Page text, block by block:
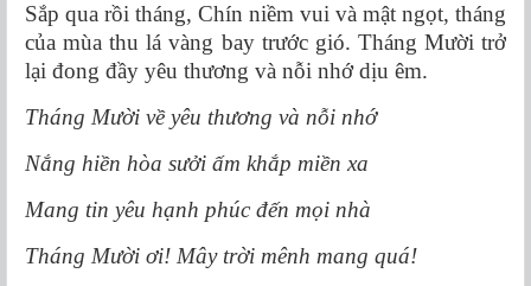
Sắp qua rồi tháng, Chín niềm vui và mật ngọt, tháng
của mùa thu lá vàng bay trước gió. Tháng Mười trở
lại đong đầy yêu thương và nỗi nhớ dịu êm.
Tháng Mười về yêu thương và nỗi nhớ
Nắng hiền hòa sưởi ấm khắp miền xa
Mang tin yêu hạnh phúc đến mọi nhà
Tháng Mười ơi! Mây trời mênh mang quá!